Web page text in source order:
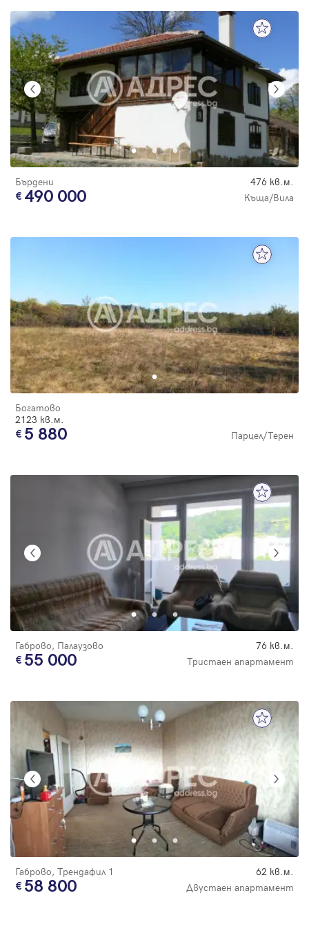
Бърдени 476 кв.м.
490 000 Къща/Вила
Богатово
2123 кв.м.
5 880 Парцел/Терен
Габрово, Палаузово 76 кв.м.
55 000 Тристаен апартамент
Габрово, Трендафил 1 62 кв.м.
58 800 Двустаен апартамент